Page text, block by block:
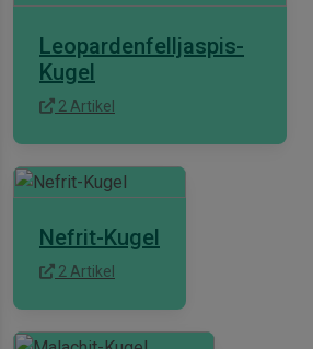
Leopardenfelljaspis-
Kugel
2 Artikel
Nefrit-Kugel
2 Artikel